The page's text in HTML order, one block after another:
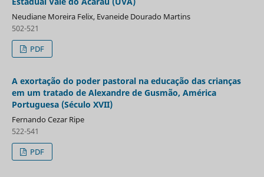
Neudiane Moreira Felix, Evaneide Dourado Martins
502-521
PDF
A exortação do poder pastoral na educação das crianças
em um tratado de Alexandre de Gusmão, América
Portuguesa (Século XVII)
Fernando Cezar Ripe
522-541
PDF